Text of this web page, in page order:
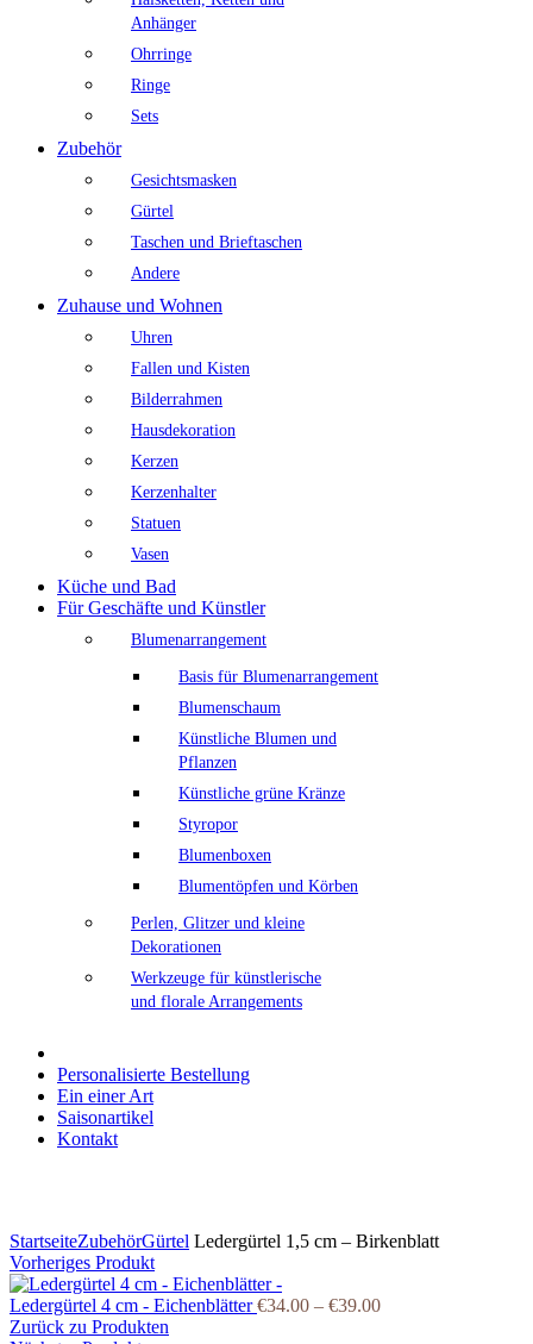
Anhänger
Ohrringe
Ringe
Sets
Zubehör
Gesichtsmasken
Gürtel
Taschen und Brieftaschen
Andere
Zuhause und Wohnen
Uhren
Fallen und Kisten
Bilderrahmen
Hausdekoration
Kerzen
Kerzenhalter
Statuen
Vasen
Küche und Bad
Für Geschäfte und Künstler
Blumenarrangement
Basis für Blumenarrangement
Blumenschaum
Künstliche Blumen und
Pflanzen
Künstliche grüne Kränze
Styropor
Blumenboxen
Blumentöpfen und Körben
Perlen, Glitzer und kleine
Dekorationen
Werkzeuge für künstlerische
und florale Arrangements
Personalisierte Bestellung
Ein einer Art
Saisonartikel
Kontakt
StartseiteZubehörGürtel Ledergürtel 1,5 cm – Birkenblatt
Vorheriges Produkt
Ledergürtel 4 cm - Eichenblätter€34.00 – €39.00
Zurück zu Produkten